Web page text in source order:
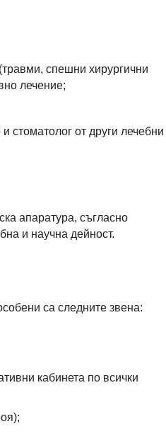
спешни хирургични
лечение;
стоматолог от други лечебни
апаратура, съгласно
и научна дейност.
са следните звена:
кабинета по всички